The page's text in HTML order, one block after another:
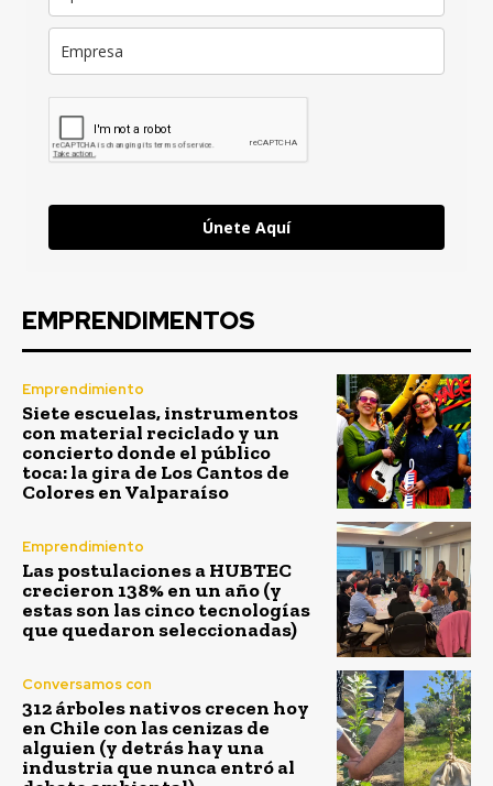
Únete Aquí
EMPRENDIMENTOS
Emprendimiento
Siete escuelas, instrumentos
con material reciclado y un
concierto donde el público
toca: la gira de Los Cantos de
Colores en Valparaíso
Emprendimiento
Las postulaciones a HUBTEC
crecieron 138% en un año (y
estas son las cinco tecnologías
que quedaron seleccionadas)
Conversamos con
312 árboles nativos crecen hoy
en Chile con las cenizas de
alguien (y detrás hay una
industria que nunca entró al